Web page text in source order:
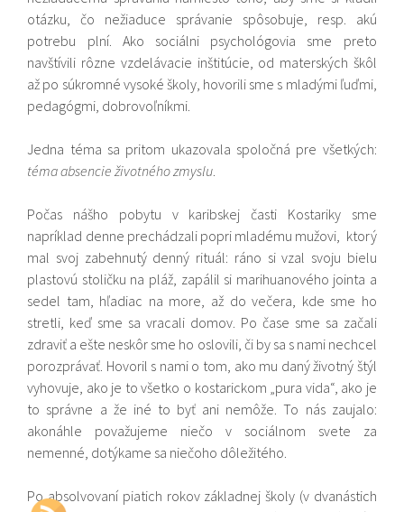
otázku, čo nežiaduce správanie spôsobuje, resp. akú
potrebu plní. Ako sociálni psychológovia sme preto
navštívili rôzne vzdelávacie inštitúcie, od materských škôl
až po súkromné vysoké školy, hovorili sme s mladými ľuďmi,
pedagógmi, dobrovoľníkmi.
Jedna téma sa pritom ukazovala spoločná pre všetkých:
téma absencie životného zmyslu.
Počas nášho pobytu v karibskej časti Kostariky sme
napríklad denne prechádzali popri mladému mužovi, ktorý
mal svoj zabehnutý denný rituál: ráno si vzal svoju bielu
plastovú stoličku na pláž, zapálil si marihuanového jointa a
sedel tam, hľadiac na more, až do večera, kde sme ho
stretli, keď sme sa vracali domov. Po čase sme sa začali
zdraviť a ešte neskôr sme ho oslovili, či by sa s nami nechcel
porozprávať. Hovoril s nami o tom, ako mu daný životný štýl
vyhovuje, ako je to všetko o kostarickom „pura vida“, ako je
to správne a že iné to byť ani nemôže. To nás zaujalo:
akonáhle považujeme niečo v sociálnom svete za
nemenné, dotýkame sa niečoho dôležitého.
Po absolvovaní piatich rokov základnej školy (v dvanástich